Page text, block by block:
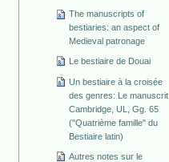
The manuscripts of
bestiaries: an aspect of
Medieval patronage
Le bestiaire de Douai
Un bestiaire à la croisée
des genres: Le manuscrit
Cambridge, UL, Gg. 65
("Quatrième famille" du
Bestiaire latin)
Autres notes sur le